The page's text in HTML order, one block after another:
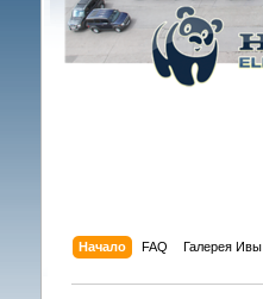
Начало FAQ Галерея Ивы